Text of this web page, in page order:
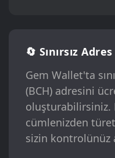
🔄 Sınırsız Adres
Gem Wallet'ta
(BCH) adresini
oluşturabilirsiniz.
cümlenizden
sizin kontrolünüz